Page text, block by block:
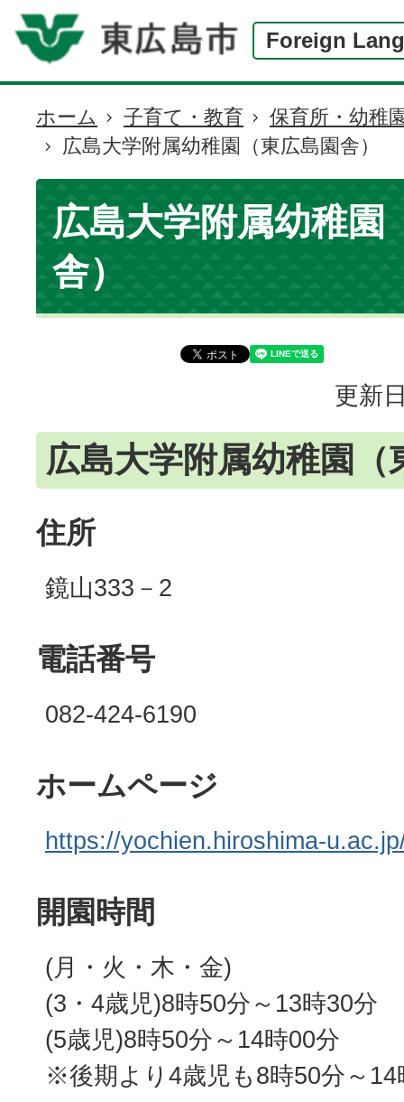
Foreign
現
在
の
置
ホーム 子育て・教育
保育所・幼稚
広島大学附属幼稚園（東広島園舎）
広島大学附属幼稚園
舎）
更新
広島大学附属幼稚園（
住所
鏡山333－2
電話番号
082-424-6190
ホームページ
https://yochien.hiroshima-
開園時間
(月・火・木・金)
(3・4歳児)8時50分～13時30分
(5歳児)8時50分～14時00分
※後期より4歳児も8時50分～14